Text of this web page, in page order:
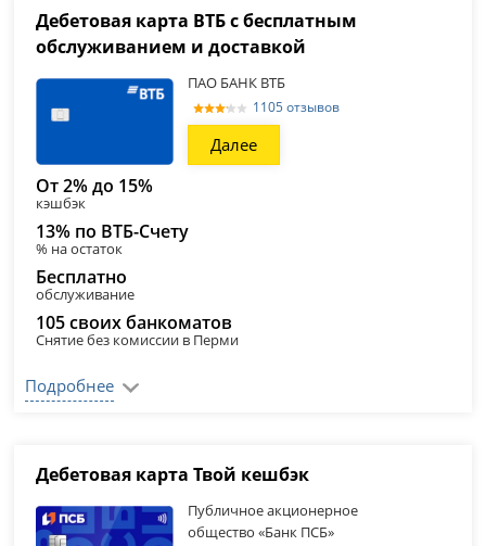
Дебетовая карта ВТБ с бесплатным
обслуживанием и доставкой
ПАО БАНК ВТБ
1105 отзывов
Далее
От 2% до 15%
кэшбэк
13% по ВТБ-Счету
% на остаток
Бесплатно
обслуживание
105 своих банкоматов
Снятие без комиссии в Перми
Подробнее
Дебетовая карта Твой кешбэк
Публичное акционерное
общество «Банк ПСБ»